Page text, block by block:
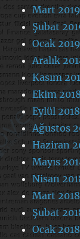
Mart 2019
Şubat
Ocak 2019
Aralık
Kasım
Ekim 2018
Eylül 2018
Ağustos
Haziran
Mayıs
Nisan
Mart 2018
Şubat
Ocak 2018